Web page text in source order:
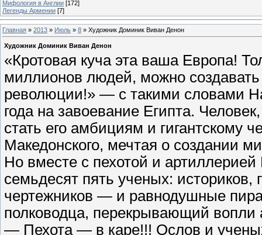
Мифология в Англии [172]
Легенды Армении [7]
Главная » 2013 » Июль » 8 » Художник Доминик Виван Денон
Художник Доминик Виван Денон
«Кротовая куча эта ваша Европа!
миллионов людей, можно
революции!» — с такими словами
года на завоевание Египта.
стать его амбициям и гигантскому
Македонского, мечтая о создании
Но вместе с пехотой и
семьдесят пять ученых: историков,
чертежников — и равнодушные
полководца, перекрывающий
— Пехота — в каре!!! Ослов и